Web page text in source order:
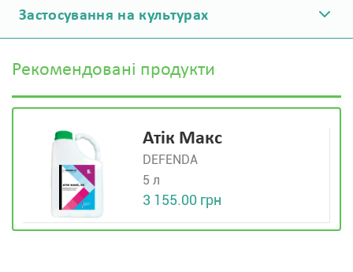
Застосування на культурах
Рекомендовані продукти
Атік Макс
DEFENDA
5 л
3 155.00 грн